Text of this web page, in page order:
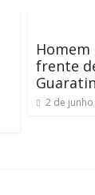
frente
2 de junho